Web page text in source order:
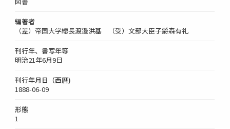
編著者
（差）帝国大学總長渡邉洪基 （受）文部大臣子爵森有礼
刊行年、書写年等
明治21年6月9日
刊行年月日（西暦)
1888-06-09
形態
1